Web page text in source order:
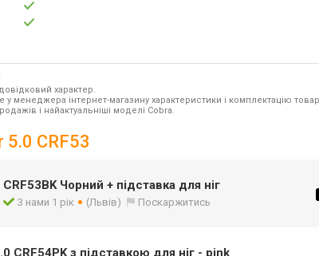
характер.
менеджера інтернет-магазину характеристики і комплектацію
і найактуальніші моделі Cobra.
5.0 CRF53
Чорний + підставка для ніг
З нами 1 рік (Львів) Поскаржитись
CRF54PK з підставкою для ніг - pink